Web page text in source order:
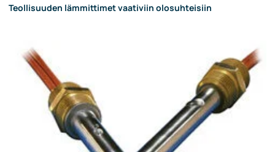
Teollisuuden lämmittimet vaativiin olosuhteisiin